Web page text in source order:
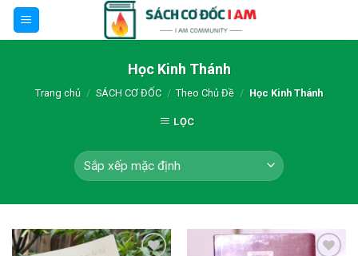
Skip
Học Kinh Thánh
Trang chủ / SÁCH CƠ ĐỐC / Theo Chủ Đề / Học Kinh Thánh
LỌC